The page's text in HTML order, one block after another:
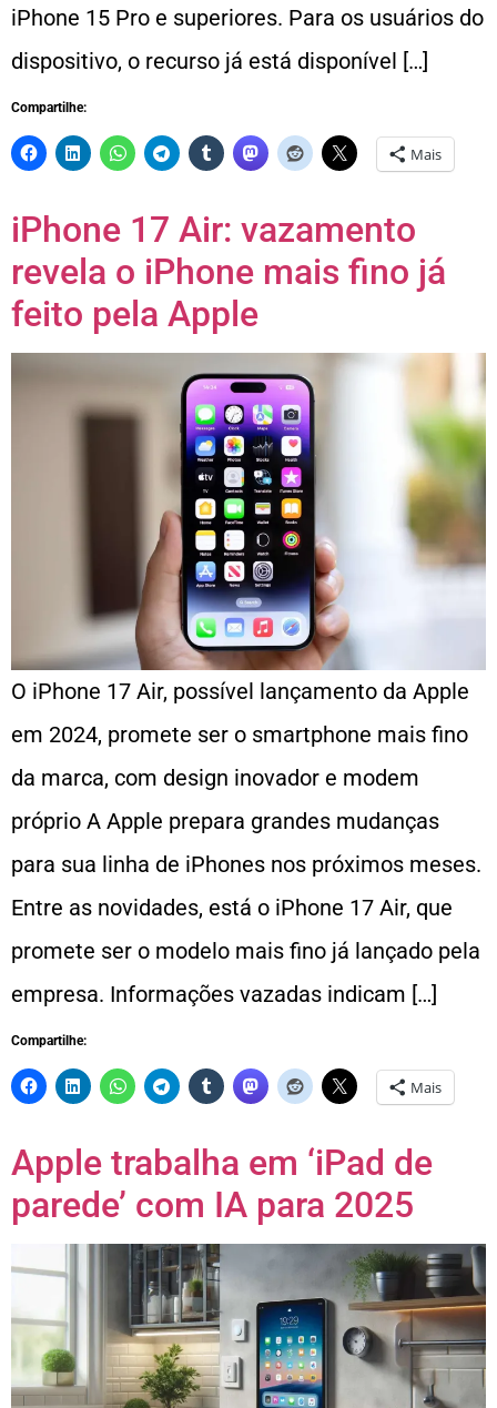
iPhone 15 Pro e superiores. Para os usuários do
dispositivo, o recurso já está disponível […]
Compartilhe:
Mais
iPhone 17 Air: vazamento
revela o iPhone mais fino já
feito pela Apple
O iPhone 17 Air, possível lançamento da Apple
em 2024, promete ser o smartphone mais fino
da marca, com design inovador e modem
próprio A Apple prepara grandes mudanças
para sua linha de iPhones nos próximos meses.
Entre as novidades, está o iPhone 17 Air, que
promete ser o modelo mais fino já lançado pela
empresa. Informações vazadas indicam […]
Compartilhe:
Mais
Apple trabalha em ‘iPad de
parede’ com IA para 2025